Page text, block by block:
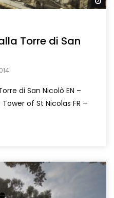
Torre di San
di San Nicolò EN –
of St Nicolas FR –